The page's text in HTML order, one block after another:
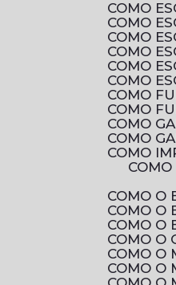
COMO
COMO
COMO
COMO
COMO
COMO
COMO
COMO
COMO
COMO
COMO
COMO MONTAR UM SISTEMA DE CIRCUITO FECHADO DE TV RESIDENCIAL PARA AUMENTAR A SEGURANÇA DA SUA
COMO
COMO
COMO
COMO
COMO
COMO